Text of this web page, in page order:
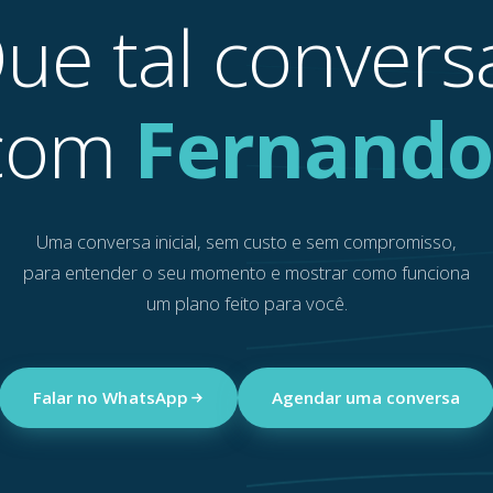
tal
Fernando
Uma conversa inicial, sem custo e sem compromisso,
para entender o seu momento e mostrar como funciona
um plano feito para você.
Falar no WhatsApp Agendar uma conversa